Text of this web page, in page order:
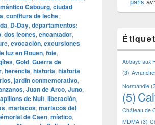
Cabourg, ciudad
, confitura de leche,
, D‑Day, departamentos:
, dos leones, encantador,
, evocación, excursiones
luz en Rouen, foie,
, Gold, Guerra de
, herencia, historia, historia
, jardín conmemorativo,
, Juan de Arco, Juno,
de Nuit, liberación,
, mariscos, mariscos del
de Caen, místico,
Abbaye aux
(3)
Normandie
(5)
Château de
MDMA (3)